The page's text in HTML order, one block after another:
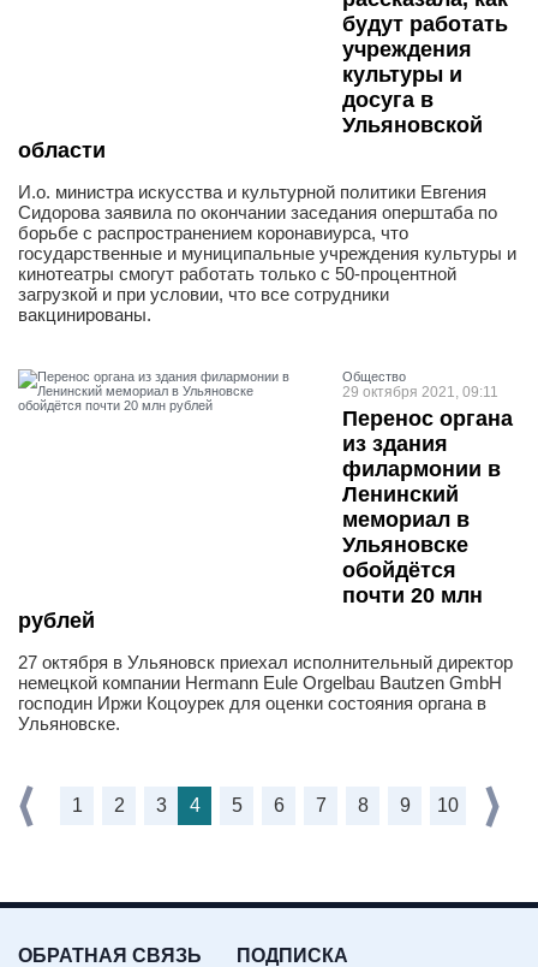
будут работать
учреждения
культуры и
досуга в
Ульяновской
области
И.о. министра искусства и культурной политики Евгения
Сидорова заявила по окончании заседания оперштаба по
борьбе с распространением коронавиурса, что
государственные и муниципальные учреждения культуры и
кинотеатры смогут работать только с 50-процентной
загрузкой и при условии, что все сотрудники
вакцинированы.
Общество
29 октября 2021, 09:11
Перенос органа
из здания
филармонии в
Ленинский
мемориал в
Ульяновске
обойдётся
почти 20 млн
рублей
27 октября в Ульяновск приехал исполнительный директор
немецкой компании Hermann Eule Orgelbau Bautzen GmbH
господин Иржи Коцоурек для оценки состояния органа в
Ульяновске.
1 2 3 4 5 6 7 8 9 10
ОБРАТНАЯ СВЯЗЬ ПОДПИСКА